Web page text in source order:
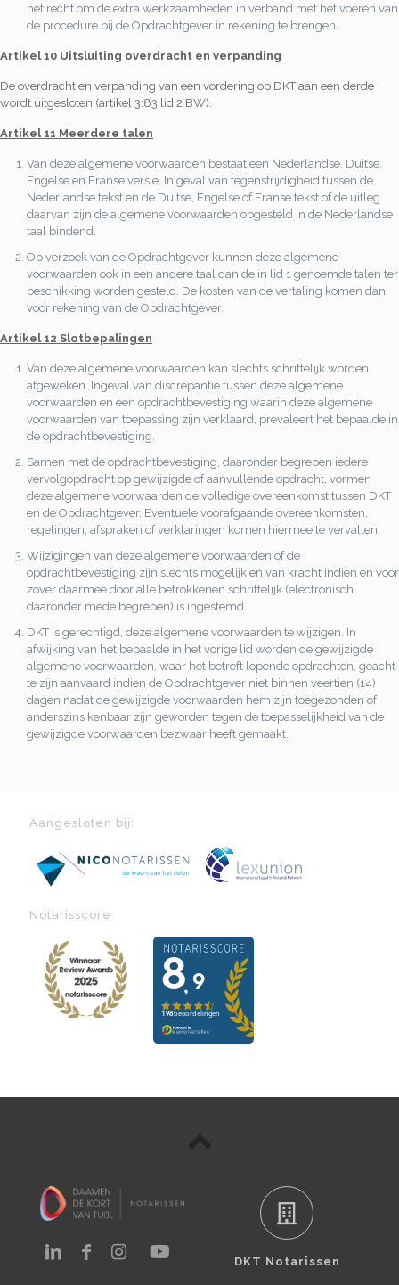
het recht om de extra werkzaamheden in verband met het voeren van
de procedure bij de Opdrachtgever in rekening te brengen.
Artikel 10 Uitsluiting overdracht en verpanding
De overdracht en verpanding van een vordering op DKT aan een derde
wordt uitgesloten (artikel 3:83 lid 2 BW).
Artikel 11 Meerdere talen
Van deze algemene voorwaarden bestaat een Nederlandse, Duitse,
Engelse en Franse versie. In geval van tegenstrijdigheid tussen de
Nederlandse tekst en de Duitse, Engelse of Franse tekst of de uitleg
daarvan zijn de algemene voorwaarden opgesteld in de Nederlandse
taal bindend.
Op verzoek van de Opdrachtgever kunnen deze algemene
voorwaarden ook in een andere taal dan de in lid 1 genoemde talen ter
beschikking worden gesteld. De kosten van de vertaling komen dan
voor rekening van de Opdrachtgever.
Artikel 12 Slotbepalingen
Van deze algemene voorwaarden kan slechts schriftelijk worden
afgeweken. Ingeval van discrepantie tussen deze algemene
voorwaarden en een opdrachtbevestiging waarin deze algemene
voorwaarden van toepassing zijn verklaard, prevaleert het bepaalde in
de opdrachtbevestiging.
Samen met de opdrachtbevestiging, daaronder begrepen iedere
vervolgopdracht op gewijzigde of aanvullende opdracht, vormen
deze algemene voorwaarden de volledige overeenkomst tussen DKT
en de Opdrachtgever. Eventuele voorafgaande overeenkomsten,
regelingen, afspraken of verklaringen komen hiermee te vervallen.
Wijzigingen van deze algemene voorwaarden of de
opdrachtbevestiging zijn slechts mogelijk en van kracht indien en voor
zover daarmee door alle betrokkenen schriftelijk (electronisch
daaronder mede begrepen) is ingestemd.
DKT is gerechtigd, deze algemene voorwaarden te wijzigen. In
afwijking van het bepaalde in het vorige lid worden de gewijzigde
algemene voorwaarden, waar het betreft lopende opdrachten, geacht
te zijn aanvaard indien de Opdrachtgever niet binnen veertien (14)
dagen nadat de gewijzigde voorwaarden hem zijn toegezonden of
anderszins kenbaar zijn geworden tegen de toepasselijkheid van de
gewijzigde voorwaarden bezwaar heeft gemaakt.
Aangesloten bij:
Notarisscore
DKT Notarissen